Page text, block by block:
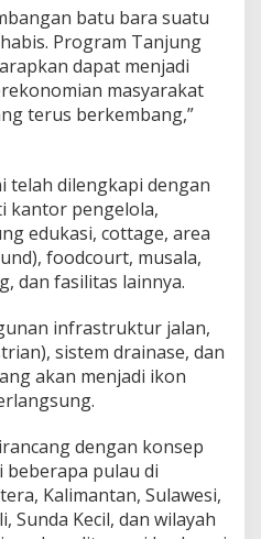
k
a
s
T
a
m
g
batu bara suatu
Program Tanjung
dapat menjadi
masyarakat
terus berkembang,”
telah dilengkapi dengan
kantor pengelola,
edukasi, cottage, area
foodcourt, musala,
dan fasilitas lainnya.
infrastruktur jalan,
sistem drainase, dan
akan menjadi ikon
dengan konsep
pulau di
Kalimantan, Sulawesi,
Sunda Kecil, dan wilayah